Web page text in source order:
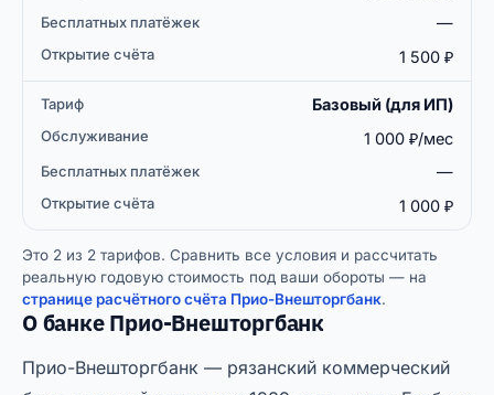
—
1 500 ₽
Базовый (для ИП)
1 000 ₽/мес
—
1 000 ₽
Это 2 из 2 тарифов. Сравнить все условия и рассчитать
реальную годовую стоимость под ваши обороты — на
странице расчётного счёта Прио-Внешторгбанк.
О банке Прио-Внешторгбанк
Прио-Внешторгбанк — рязанский коммерческий